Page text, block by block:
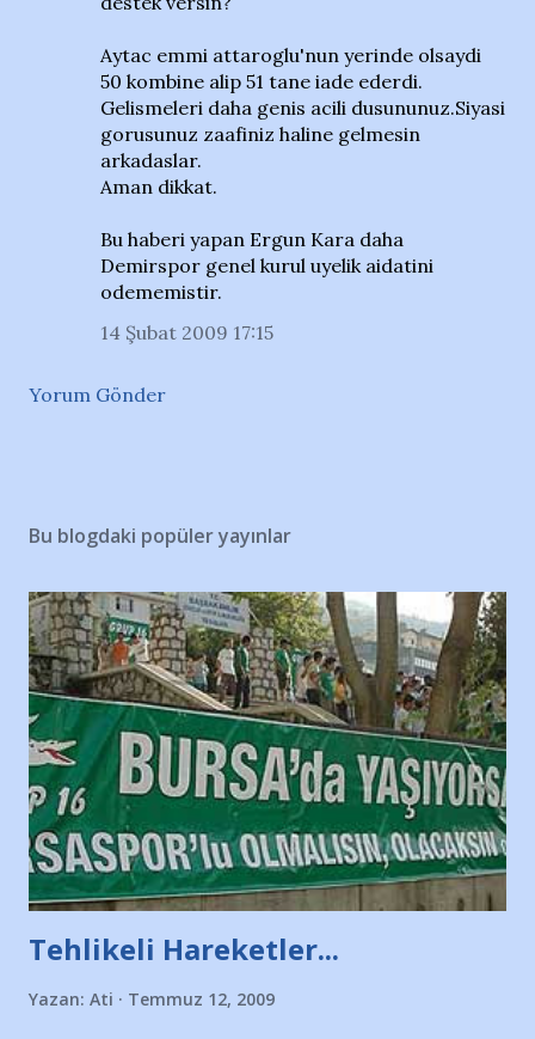
Aytac emmi attaroglu'nun yerinde olsaydi
50 kombine alip 51 tane iade ederdi.
Gelismeleri daha genis acili dusununuz.Siyasi
gorusunuz zaafiniz haline gelmesin
arkadaslar.
Aman dikkat.
Bu haberi yapan Ergun Kara daha
Demirspor genel kurul uyelik aidatini
odememistir.
14 Şubat 2009 17:15
Yorum Gönder
Bu blogdaki popüler yayınlar
Tehlikeli Hareketler...
Yazan: Ati Temmuz 12, 2009